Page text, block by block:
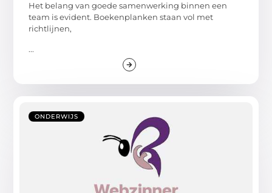
Het belang van goede samenwerking binnen een
team is evident. Boekenplanken staan vol met
richtlijnen,
...
ONDERWIJS